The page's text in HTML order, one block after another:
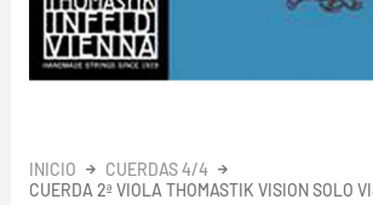
INICIO
CUERDAS 4/4
CUERDA 2ª VIOLA THOMASTIK VISION SOLO